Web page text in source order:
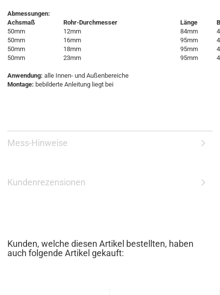
Abmessungen:
Achsmaß
Rohr-Durchmesser Länge
50mm
12mm 84mm
50mm
16mm 95mm
50mm
18mm 95mm
50mm
23mm 95mm
Anwendung: alle Innen- und Außenbereiche
Montage: bebilderte Anleitung liegt bei
Mess-Hinweise
Kundenrezensionen
Kunden, welche diesen Artikel bestellten, haben
auch folgende Artikel gekauft: